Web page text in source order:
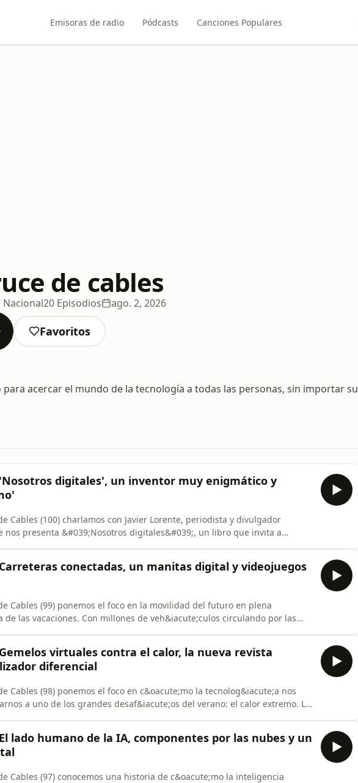
Emisoras de radio Pódcasts Canciones Populares
de cables
Nacional20 Episodios ago. 2, 2026
Favoritos
acercar el mundo de la tecnología a todas las personas, sin importar su
'Nosotros digitales', un inventor muy enigmático y
Cables (100) charlamos con Javier Lorente, periodista y divulgador
nos presenta &#039;Nosotros digitales&#039;, un libro que invita a
bots, c&oacut conectadas, un manitas digital y videojuegos
Cables (99) ponemos el foco en la movilidad del futuro en plena
de las vacaciones. Con millones de veh&iacute;culos circulando por las
m&aacu
virtuales contra el calor, la nueva revista
diferencial
Cables (98) ponemos el foco en c&oacute;mo la tecnolog&iacute;a nos
a uno de los grandes desaf&iacute;os del verano: el calor extremo. Lo
lado humano de la IA, componentes por las nubes y un
Cables (97) conocemos una historia de c&oacute;mo la inteligencia